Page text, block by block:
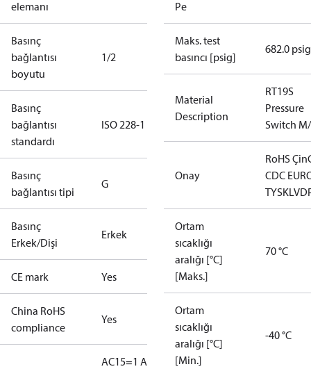
elemanı
Basınç
bağlantısı
boyutu
1/2
Basınç
bağlantısı
standardı
ISO 228-1
Basınç
bağlantısı tipi
G
Basınç
Erkek/Dişi
Erkek
CE mark Yes
China RoHS
compliance
Yes
AC15=1 A,
Pe
Maks. test
basıncı [psig]
682.0 psig
Material
Description
RT19S
Pressure
Switch
Onay
RoHS Çin
CDC
TYSKLVD
Ortam
sıcaklığı
aralığı [°C]
[Maks.]
70 °C
Ortam
sıcaklığı
aralığı [°C]
[Min.]
-40 °C